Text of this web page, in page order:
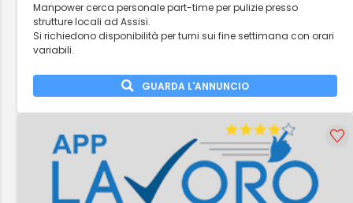
Manpower cerca personale part-time per pulizie presso
strutture locali ad Assisi.
Si richiedono disponibilità per turni sui fine settimana con orari
variabili.
GUARDA L'ANNUNCIO